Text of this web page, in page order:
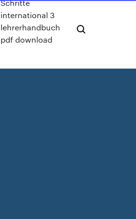
Schritte
international 3
lehrerhandbuch
pdf download